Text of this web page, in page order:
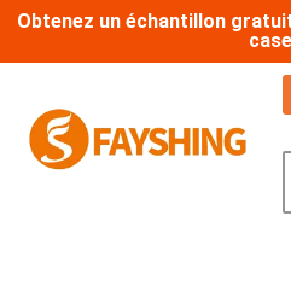
Obtenez un échantillon
case